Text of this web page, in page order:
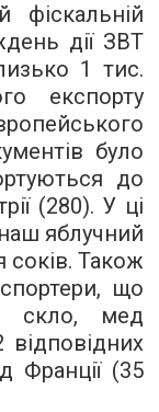
дії ЗВТ
1 тис.
експорту
було
до
(280). У ці
яблучний
соків. Також
що
скло, мед
відповідних
Франції (35